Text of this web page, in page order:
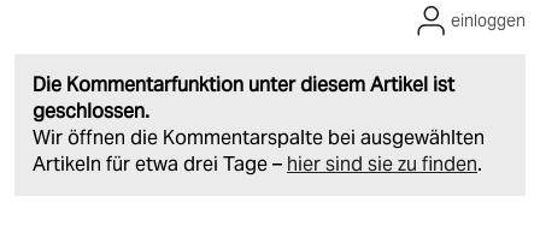
Die Kommentarfunktion unter diesem Artikel ist
geschlossen.
Wir öffnen die Kommentarspalte bei ausgewählten
Artikeln für etwa drei Tage – hier sind sie zu finden.
einloggen